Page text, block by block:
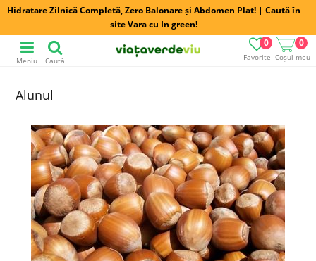
Hidratare Zilnică Completă, Zero Balonare și Abdomen Plat! | Caută în
site Vara cu In green!
Favorite
0
Coșul meu
0
Meniu Caută
Alunul